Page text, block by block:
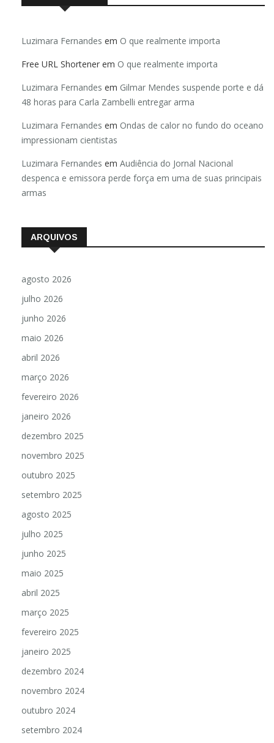
Luzimara Fernandes em O que realmente importa
Free URL Shortener em O que realmente importa
Luzimara Fernandes em Gilmar Mendes suspende porte e dá
48 horas para Carla Zambelli entregar arma
Luzimara Fernandes em Ondas de calor no fundo do oceano
impressionam cientistas
Luzimara Fernandes em Audiência do Jornal Nacional
despenca e emissora perde força em uma de suas principais
armas
ARQUIVOS
agosto 2026
julho 2026
junho 2026
maio 2026
abril 2026
março 2026
fevereiro 2026
janeiro 2026
dezembro 2025
novembro 2025
outubro 2025
setembro 2025
agosto 2025
julho 2025
junho 2025
maio 2025
abril 2025
março 2025
fevereiro 2025
janeiro 2025
dezembro 2024
novembro 2024
outubro 2024
setembro 2024